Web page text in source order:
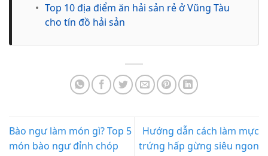
• Top 10 địa điểm ăn hải sản rẻ ở Vũng Tàu
cho tín đồ hải sản
Bào ngư làm món gì? Top 5
món bào ngư đỉnh chóp
Hướng dẫn cách làm mực
trứng hấp gừng siêu ngon